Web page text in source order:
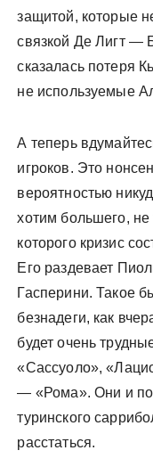
защитой, которые
связкой Де Лигт —
сказалась потеря
не используемые
А теперь
игроков. Это
вероятностью
хотим большего, не
которого кризис
Его раздевает
Гасперини. Такое
безнадеги, как
будет очень
«Сассуоло»,
— «Рома». Они и
туринского
расстаться.